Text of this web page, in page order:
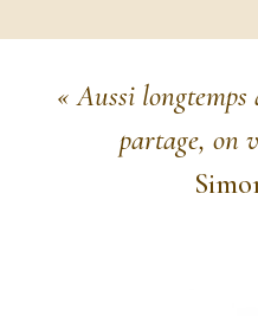
« Aussi longtemps
partage, on